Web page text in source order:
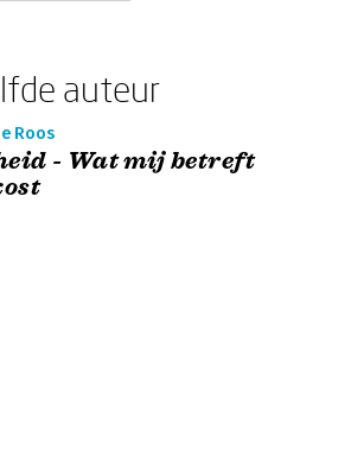
auteur
Roos
- Wat mij betreft